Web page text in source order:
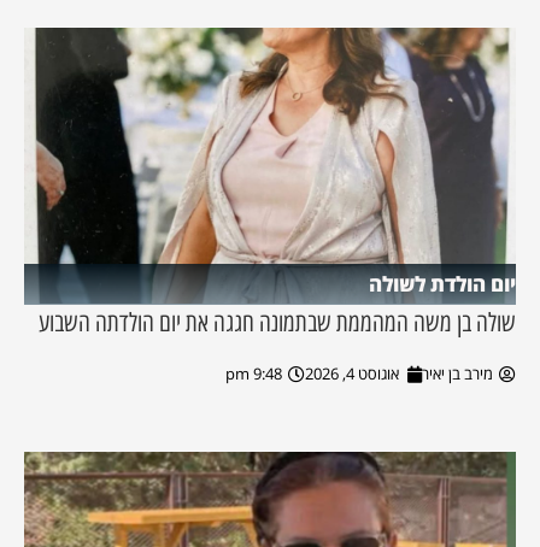
יום הולדת לשולה
שולה בן משה המהממת שבתמונה חגגה את יום הולדתה השבוע
מירב בן יאיר אוגוסט 4, 2026 9:48 pm